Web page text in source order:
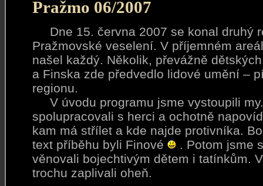
Pražmo 06/2007
Dne 15. června 2007 se konal druhý
Pražmovské veselení. V příjemném
našel každý. Několik, převážně
a Finska zde předvedlo lidové umění –
regionu.
V úvodu programu jsme vystoupili
spolupracovali s herci a ochotně
kam má střílet a kde najde protivníka.
text příběhu byli Finové
. Potom jsme
věnovali bojechtivým dětem i tatínkům.
trochu zaplivali oheň.